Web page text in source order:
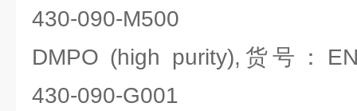
430-090-M500
DMPO (high purity),货号：
430-090-G001